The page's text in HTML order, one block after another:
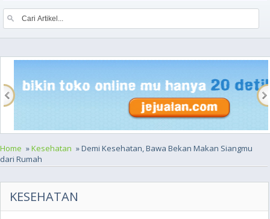
Home »Kesehatan » Demi Kesehatan, Bawa Bekan Makan Siangmu
dari Rumah
KESEHATAN